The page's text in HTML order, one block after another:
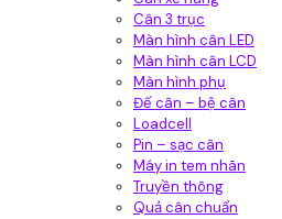
Cân 3 trục
Màn hình cân LED
Màn hình cân LCD
Màn hình phụ
Đế cân – bệ cân
Loadcell
Pin – sạc cân
Máy in tem nhãn
Truyền thông
Quả cân chuẩn